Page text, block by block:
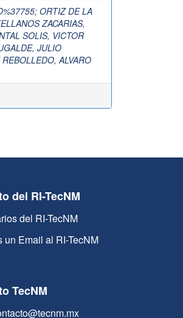
; ORTIZ DE LA
ZACARIAS,
SOLIS, VICTOR
JULIO
ALVARO
del RI-TecNM
del RI-TecNM
un Email al RI-TecNM
TecNM